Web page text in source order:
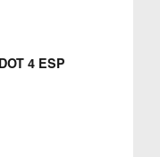
4 ESP